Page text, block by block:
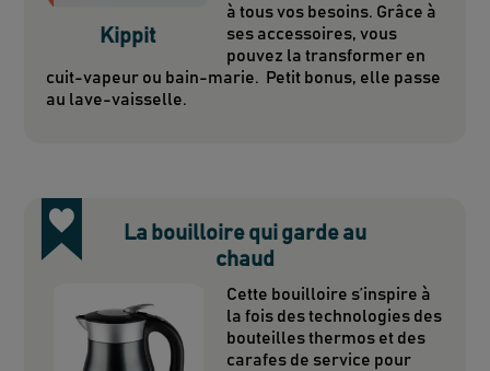
Kippit
à tous vos besoins. Grâce à
ses accessoires, vous
pouvez la transformer en
cuit-vapeur ou bain-marie. Petit bonus, elle passe
au lave-vaisselle.
La bouilloire qui garde au
chaud
Cette bouilloire s’inspire à
la fois des technologies des
bouteilles thermos et des
carafes de service pour